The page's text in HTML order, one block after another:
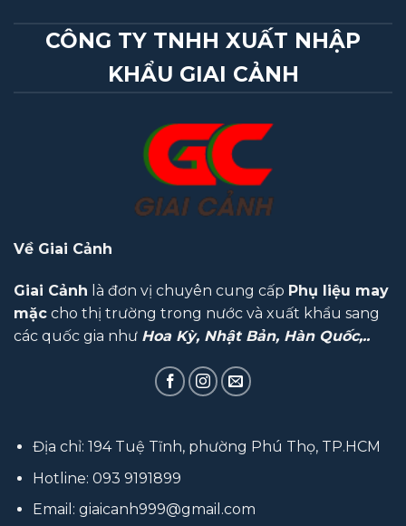
CÔNG TY TNHH XUẤT NHẬP
KHẨU GIAI CẢNH
Về Giai Cảnh
Giai Cảnh là đơn vị chuyên cung cấp Phụ liệu may
mặc cho thị trường trong nước và xuất khẩu sang
các quốc gia như Hoa Kỳ, Nhật Bản, Hàn Quốc,..
Địa chỉ: 194 Tuệ Tĩnh, phường Phú Thọ, TP.HCM
Hotline: 093 9191899
Email: giaicanh999@gmail.com